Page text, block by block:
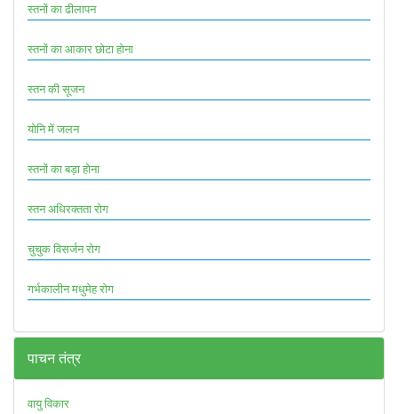
स्तनों का ढीलापन
स्तनों का आकार छोटा होना
स्तन की सूजन
योनि में जलन
स्तनों का बड़ा होना
स्तन अधिरक्तता रोग
चुचुक विसर्जन रोग
गर्भकालीन मधुमेह रोग
पाचन तंत्र
वायु विकार